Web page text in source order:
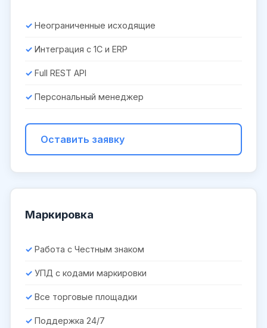
Неограниченные исходящие
Интеграция с 1С и ERP
Full REST API
Персональный менеджер
Оставить заявку
Маркировка
Работа с Честным знаком
УПД с кодами маркировки
Все торговые площадки
Поддержка 24/7